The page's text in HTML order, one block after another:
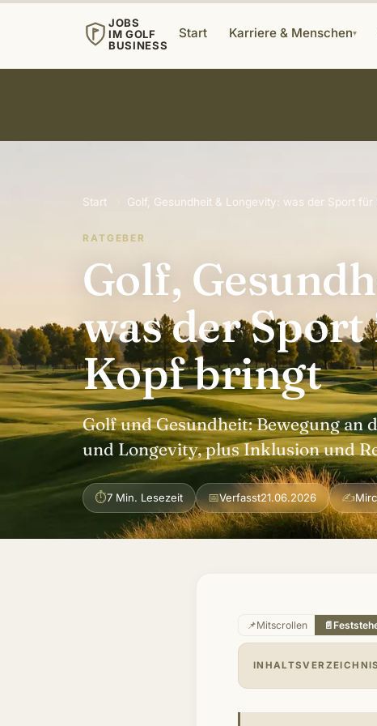
JOBS
IM GOLF
BUSINESS
Start Karriere & Menschen▾
Start Golf, Gesundheit & Longevity: was der Sport für
RATGEBER
Golf,
was der
Kopf bringt
Golf und Gesundheit: Bewegung
und Longevity, plus Inklusion und
⏱7 Min. Lesezeit 📅Verfasst21.06.2026 ✍
📌Mitscrollen 📄
INHALTSVERZEICHNIS